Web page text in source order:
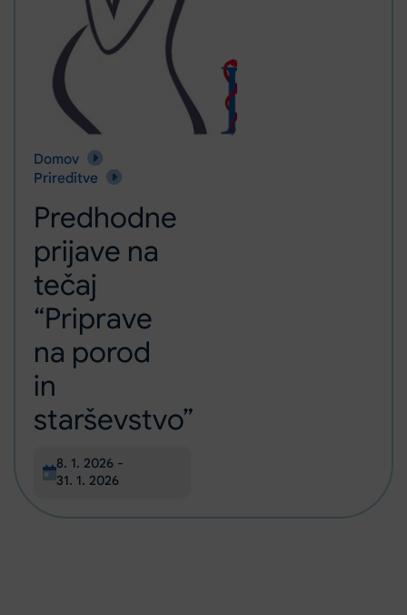
Domov
Prireditve
Predhodne prijave na tečaj “Priprave na porod in
Predhodne
prijave na
tečaj
“Priprave
na porod
in
starševstvo”
Datum začetka:
8. 1. 2026 -
Datum zaključka:
31. 1. 2026